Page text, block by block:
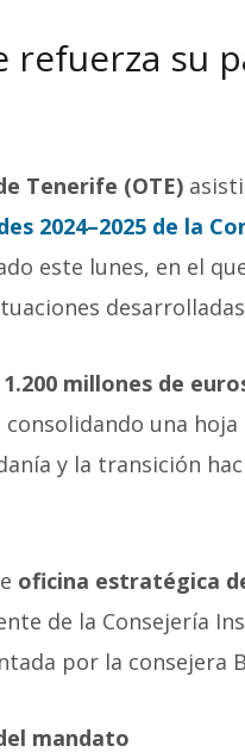
refuerza su
Tenerife (OTE)
2024–2025 de la
este lunes, en el
millones de
una
y la transición
oficina estratégica
de la Consejería
por la consejera
mandato